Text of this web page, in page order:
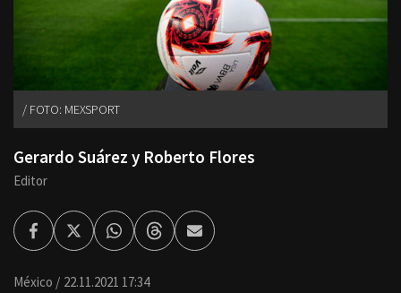
FOTO: MEXSPORT
Gerardo Suárez y Roberto Flores
Editor
FacebookTwitterWhatsappThreadsEnviar
por
México 22.11.2021 17:34